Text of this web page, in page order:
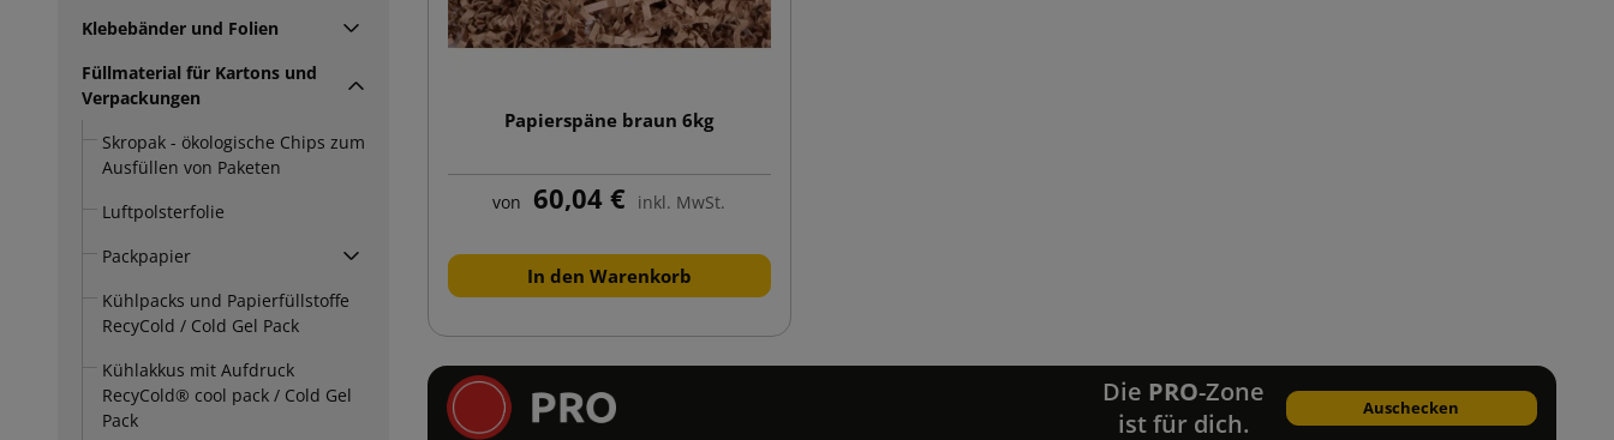
Klebebänder und Folien
Füllmaterial für Kartons und
Verpackungen
Skropak - ökologische Chips zum
Ausfüllen von Paketen
Luftpolsterfolie
Packpapier
Kühlpacks und Papierfüllstoffe
RecyCold / Cold Gel Pack
Kühlakkus mit Aufdruck
RecyCold® cool pack / Cold Gel
Pack
Papierspäne braun 6kg
von 60,04 € inkl. MwSt.
In den Warenkorb
Die PRO-Zone
ist für dich.
Auschecken